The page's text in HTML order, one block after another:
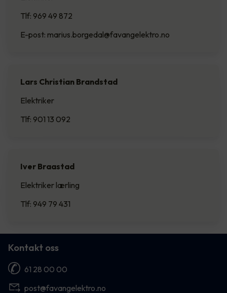
Tlf: 969 49 872
E-post: marius.borgedal@favangelektro.no
Lars Christian Brandstad
Elektriker
Tlf: 901 13 092
Iver Braastad
Elektriker lærling
Tlf: 949 79 431
Kontakt oss
61 28 00 00
post@favangelektro.no